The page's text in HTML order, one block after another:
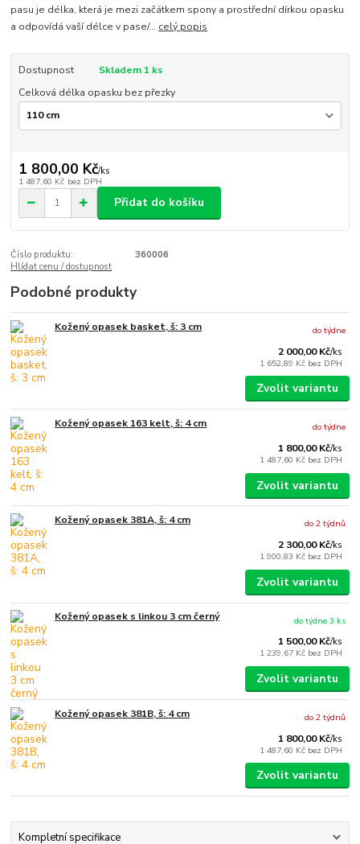
pasu je délka, která je mezi začátkem spony a prostřední dírkou opasku
a odpovídá vaší délce v pase/... celý popis
Dostupnost
Skladem 1 ks
Celková délka opasku bez přezky
1 800,00 Kč/ks
1 487,60 Kč bez DPH
Přidat do košíku
Číslo produktu:
360006
Hlídat cenu / dostupnost
Podobné produkty
Kožený opasek basket, š: 3 cm
2 000,00 Kč/ks
1 652,89 Kč bez DPH
do týdne
Zvolit variantu
Kožený opasek 163 kelt, š: 4 cm
1 800,00 Kč/ks
1 487,60 Kč bez DPH
do týdne
Zvolit variantu
Kožený opasek 381A, š: 4 cm
2 300,00 Kč/ks
1 900,83 Kč bez DPH
do 2 týdnů
Zvolit variantu
Kožený opasek s linkou 3 cm černý
1 500,00 Kč/ks
1 239,67 Kč bez DPH
do týdne 3 ks
Zvolit variantu
Kožený opasek 381B, š: 4 cm
1 800,00 Kč/ks
1 487,60 Kč bez DPH
do 2 týdnů
Zvolit variantu
Kompletní specifikace